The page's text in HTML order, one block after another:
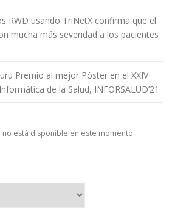
RWD usando TriNetX confirma que el
mucha más severidad a los pacientes
Premio al mejor Póster en el XXIV
de la Salud, INFORSALUD’21
está disponible en este momento.